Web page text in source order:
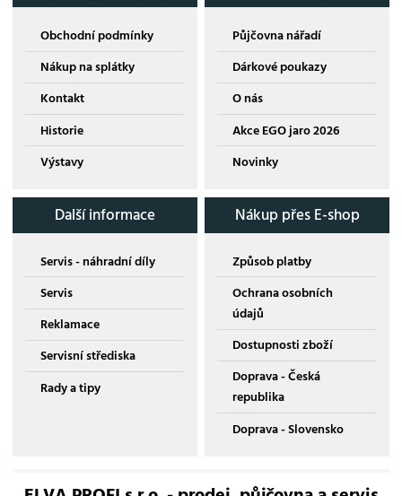
Obchodní podmínky
Nákup na splátky
Kontakt
Historie
Výstavy
Půjčovna nářadí
Dárkové poukazy
O nás
Akce EGO jaro 2026
Novinky
Další informace
Servis - náhradní díly
Servis
Reklamace
Servisní střediska
Rady a tipy
Nákup přes E-shop
Způsob platby
Ochrana osobních
údajů
Dostupnosti zboží
Doprava - Česká
republika
Doprava - Slovensko